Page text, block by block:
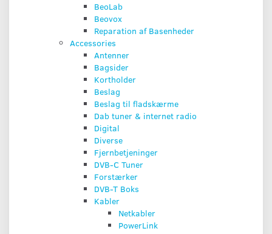
BeoLab
Beovox
Reparation af Basenheder
Accessories
Antenner
Bagsider
Kortholder
Beslag
Beslag til fladskærme
Dab tuner & internet radio
Digital
Diverse
Fjernbetjeninger
DVB-C Tuner
Forstærker
DVB-T Boks
Kabler
Netkabler
PowerLink